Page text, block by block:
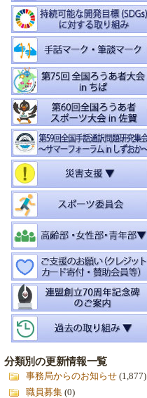
分類別の更新情報一覧
事務局からのお知らせ (1,877)
職員募集 (0)